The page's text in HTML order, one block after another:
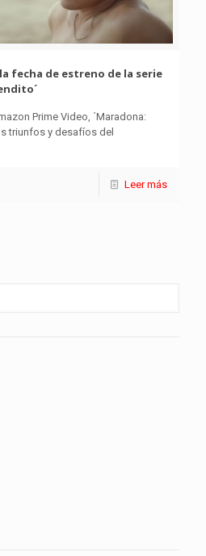
fecha de estreno de la serie
Prime Video, ´Maradona:
triunfos y desafíos del
Leer más